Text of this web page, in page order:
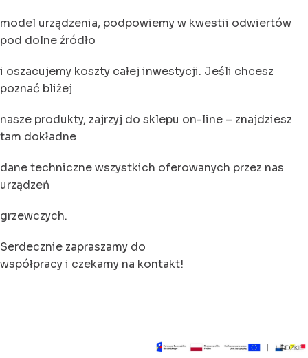
model urządzenia, podpowiemy w kwestii odwiertów
pod dolne źródło
i oszacujemy koszty całej inwestycji. Jeśli chcesz
poznać bliżej
nasze produkty, zajrzyj do sklepu on-line – znajdziesz
tam dokładne
dane techniczne wszystkich oferowanych przez nas
urządzeń
grzewczych.
Serdecznie zapraszamy do
współpracy i czekamy na kontakt!